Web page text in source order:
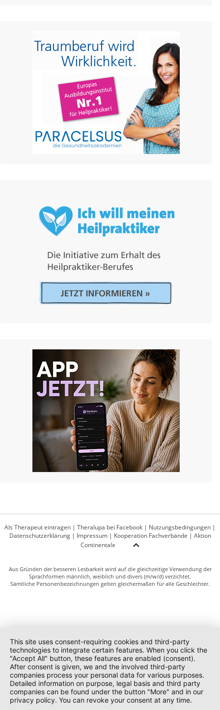
Als Therapeut eintragen | Theralupa bei Facebook | Nutzungsbedingungen |
Datenschutzerklärung| Impressum| Kooperation Fachverbände | Aktion
Continentale
Aus Gründen der besseren Lesbarkeit wird auf die gleichzeitige Verwendung der
Sprachformen männlich, weiblich und divers (m/w/d) verzichtet.
Sämtliche Personenbezeichnungen gelten gleichermaßen für alle Geschlechter.
This site uses consent-requiring cookies and third-party
technologies to integrate certain features. When you click the
"Accept All" button, these features are enabled (consent).
After consent is given, we and the involved third-party
companies process your personal data for various purposes.
Detailed information on purpose, legal basis and third party
companies can be found under the button "More" and in our
privacy policy. You can revoke your consent at any time.